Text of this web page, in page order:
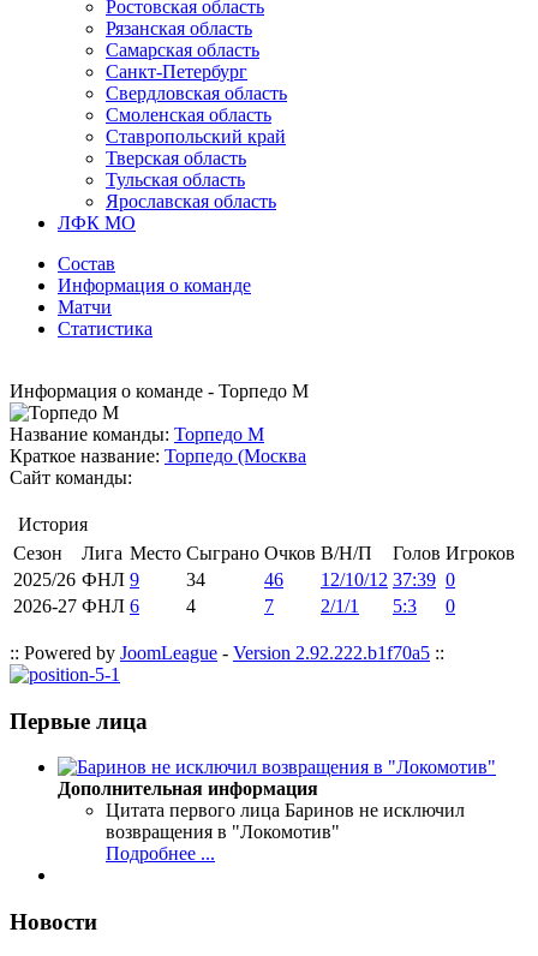
Ростовская область
Рязанская область
Самарская область
Санкт-Петербург
Свердловская область
Смоленская область
Ставропольский край
Тверская область
Тульская область
Ярославская область
ЛФК МО
Состав
Информация о команде
Матчи
Статистика
Информация о команде - Торпедо М
Название команды: Торпедо М
Краткое название: Торпедо (Москва
Сайт команды:
История
Сезон
Лига Место Сыграно Очков В/Н/П Голов Игроков
2025/26 ФНЛ 9 34 46 12/10/12 37:39 0
2026-27 ФНЛ 6 4 7 2/1/1 5:3 0
:: Powered by JoomLeague - Version 2.92.222.b1f70a5 ::
Первые лица
Дополнительная информация
Цитата первого лица Баринов не исключил
возвращения в "Локомотив"
Подробнее ...
Новости